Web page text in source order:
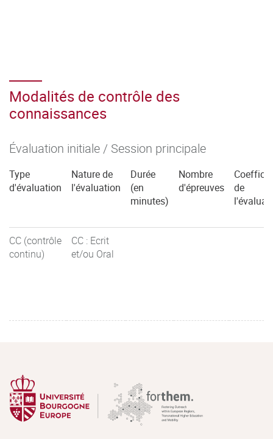
Modalités de contrôle des
connaissances
Évaluation initiale / Session principale
Type
d'évaluation
Nature de
l'évaluation
Durée
(en
minutes)
Nombre
d'épreuves
de
CC (contrôle
continu)
CC : Ecrit
et/ou Oral